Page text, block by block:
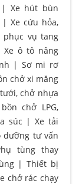
Xe hút bùn
| Xe cứu hỏa,
phục vụ tang
Xe ô tô nâng
| Sơ mi rơ
chở xi măng
chở nhựa
chở LPG,
súc |Xe tải
dưỡng tư vấn
tùng thay
|Thiết bị
chở rác chạy